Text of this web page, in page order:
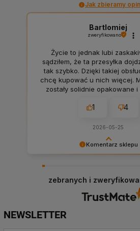
Jak zbieramy
Komentarz sklepu
dziękujemy, Panie Bartłomieju. To
wiele dla nas znaczy, że docenia
obsługę i jest Pan zadowolony. ❤️
Bartlomiej
zweryfikowano
Życie to jednak lubi
sądziłem, że ta przesyłka
tak szybko. Dzięki takiej
chcę kupować u nich więcej.
zostały solidnie opakowane i
1 4
2026-05-25
zebranych i
NEWSLETTER